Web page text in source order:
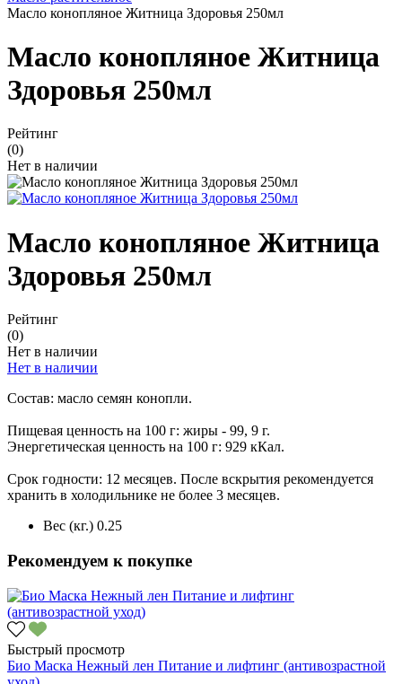
Масло конопляное Житница Здоровья 250мл
Масло конопляное Житница
Здоровья 250мл
Рейтинг
(0)
Нет в наличии
Масло конопляное Житница
Здоровья 250мл
Рейтинг
(0)
Нет в наличии
Нет в наличии
Состав: масло семян конопли.
Пищевая ценность на 100 г: жиры - 99, 9 г.
Энергетическая ценность на 100 г: 929 кКал.
Срок годности: 12 месяцев. После вскрытия рекомендуется
хранить в холодильнике не более 3 месяцев.
Вес (кг.) 0.25
Рекомендуем к покупке
Быстрый просмотр
Био Маска Нежный лен Питание и лифтинг (антивозрастной